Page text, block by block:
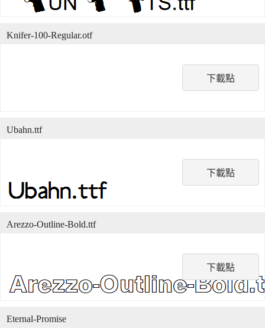
下載點
Knifer-100-Regular.otf
下載點
Ubahn.ttf
下載點
Arezzo-Outline-Bold.ttf
Eternal-Promise